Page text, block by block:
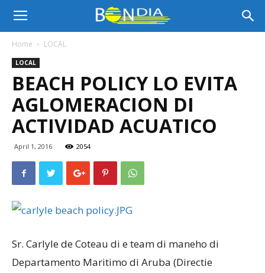
Bon
Dia
Aruba
Noticia
Home LOCAL
LOCAL
BEACH POLICY LO EVITA
AGLOMERACION DI
ACTIVIDAD ACUATICO
April 1, 2016 2054
Sr. Carlyle de Coteau di e team di maneho di
Departamento Maritimo di Aruba (Directie